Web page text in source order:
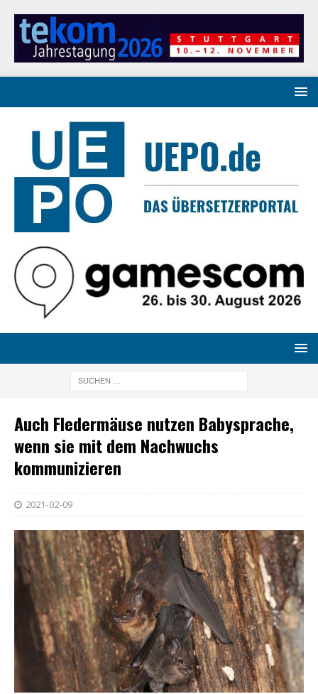
Auch Fledermäuse nutzen Babysprache,
wenn sie mit dem Nachwuchs
kommunizieren
2021-02-09